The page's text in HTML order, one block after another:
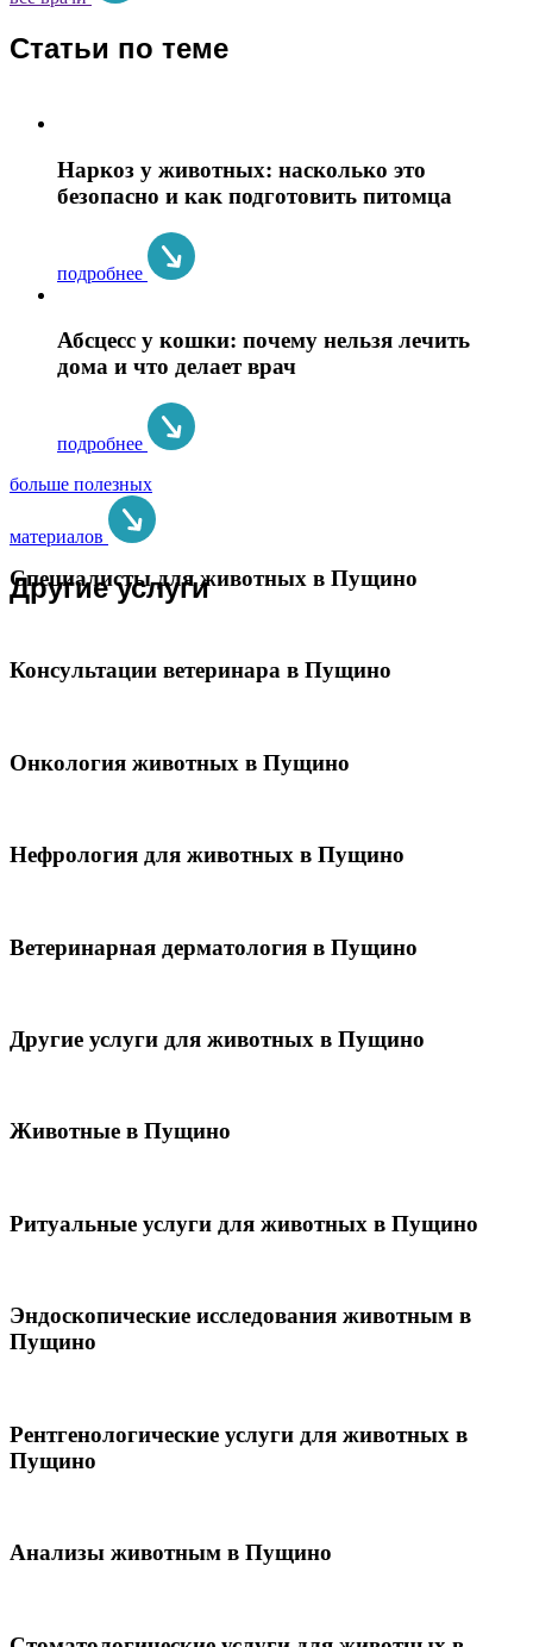
Статьи по теме
Наркоз у животных: насколько это
безопасно и как подготовить питомца
подробнее
Абсцесс у кошки: почему нельзя лечить
дома и что делает врач
подробнее
больше полезных
материалов
Другие услуги
Специалисты для животных в Пущино
Консультации ветеринара в Пущино
Онкология животных в Пущино
Нефрология для животных в Пущино
Ветеринарная дерматология в Пущино
Другие услуги для животных в Пущино
Животные в Пущино
Ритуальные услуги для животных в Пущино
Эндоскопические исследования животным в
Пущино
Рентгенологические услуги для животных в
Пущино
Анализы животным в Пущино